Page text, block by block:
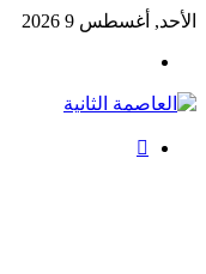
الأحد, أغسطس 9 2026